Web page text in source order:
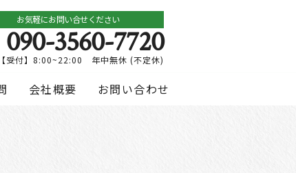
お気軽にお問い合せください
090-3560-7720
【受付】8:00~22:00 年中無休 (不定休)
会社概要 お問い合わせ